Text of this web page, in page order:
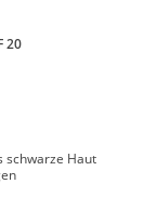
20
schwarze Haut